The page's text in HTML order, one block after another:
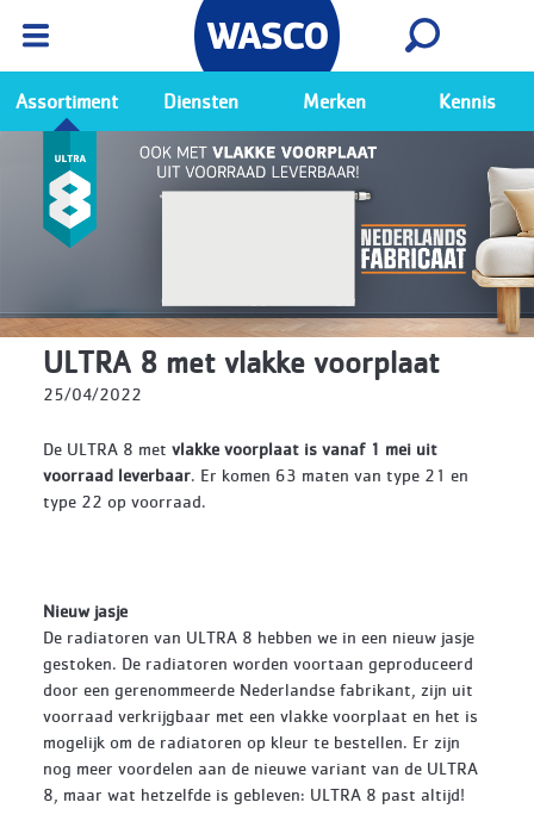
Ga naar de Wasco app
Bekijk
Assortiment Diensten Merken Kennis
ULTRA 8 met vlakke voorplaat
25/04/2022
De ULTRA 8 met vlakke voorplaat is vanaf 1 mei uit
voorraad leverbaar. Er komen 63 maten van type 21 en
type 22 op voorraad.
Nieuw jasje
De radiatoren van ULTRA 8 hebben we in een nieuw jasje
gestoken. De radiatoren worden voortaan geproduceerd
door een gerenommeerde Nederlandse fabrikant, zijn uit
voorraad verkrijgbaar met een vlakke voorplaat en het is
mogelijk om de radiatoren op kleur te bestellen. Er zijn
nog meer voordelen aan de nieuwe variant van de ULTRA
8, maar wat hetzelfde is gebleven: ULTRA 8 past altijd!